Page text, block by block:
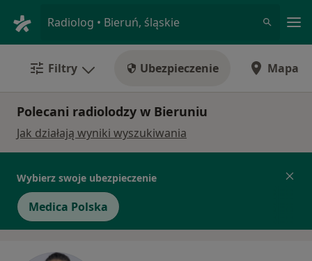
Radiolog • Bieruń, śląskie
Filtry Ubezpieczenie Mapa
Polecani radiolodzy w Bieruniu
Jak działają wyniki wyszukiwania
Wybierz swoje ubezpieczenie
Medica Polska